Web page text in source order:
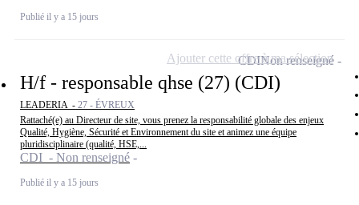
Publié il y a 15 jours
H/f - responsable qhse (27) (CDI)
LEADERIA - 27 - ÉVREUX
Rattaché(e) au Directeur de site, vous prenez la responsabilité globale des enjeux
Qualité, Hygiène, Sécurité et Environnement du site et animez une équipe
pluridisciplinaire (qualité, HSE,...
CDI - Non renseigné
Publié il y a 15 jours
CDINon renseigné
Ajouter cette offre à ma sélection